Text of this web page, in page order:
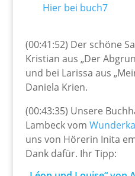
Hier bei buch7
(00:41:52) Der schöne
Kristian aus „Der
und bei Larissa aus
Daniela Krien.
(00:43:35) Unsere
Lambeck vom
uns von Hörerin Inita
Dank dafür. Ihr Tipp: